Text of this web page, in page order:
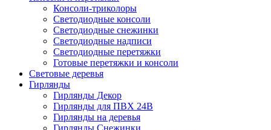
Консоли-триколоры
Светодиодные консоли
Светодиодные снежинки
Светодиодные надписи
Светодиодные перетяжки
Готовые перетяжки и консоли
Световые деревья
Гирлянды
Гирлянды Декор
Гирлянды для ПВХ 24В
Гирлянды на деревья
Гирлянды Снежинки